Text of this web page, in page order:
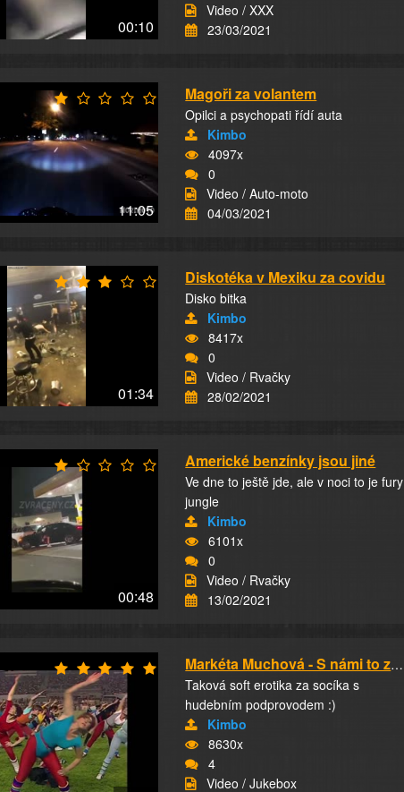
00:10
Video / XXX
23/03/2021
11:05
Magoři za volantem
Opilci a psychopati řídí auta
Kimbo
4097x
0
Video / Auto-moto
04/03/2021
01:34
Diskotéka v Mexiku za covidu
Disko bitka
Kimbo
8417x
0
Video / Rvačky
28/02/2021
00:48
Americké benzínky jsou jiné
Ve dne to ještě jde, ale v noci to je fury
jungle
Kimbo
6101x
0
Video / Rvačky
13/02/2021
Markéta Muchová - S námi to zkus (1985)
Taková soft erotika za socíka s
hudebním podprovodem :)
Kimbo
8630x
4
Video / Jukebox